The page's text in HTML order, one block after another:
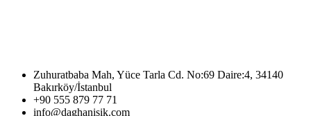
Zuhuratbaba Mah, Yüce Tarla Cd. No:69 Daire:4, 34140
Bakırköy/İstanbul
+90 555 879 77 71
info@daghanisik.com